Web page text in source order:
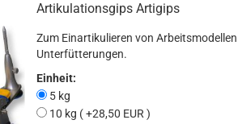
Artikulationsgips Artigips
Zum Einartikulieren von
Unterfütterungen.
Einheit:
5 kg
10 kg ( +28,50 EUR )